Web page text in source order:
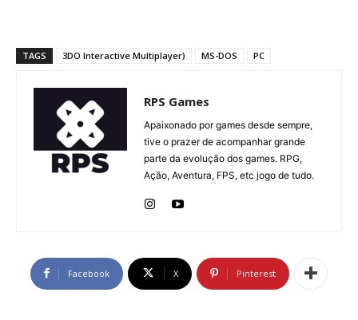
TAGS 3DO Interactive Multiplayer) MS-DOS PC
RPS Games
Apaixonado por games desde sempre,
tive o prazer de acompanhar grande
parte da evolução dos games. RPG,
Ação, Aventura, FPS, etc jogo de tudo.
Facebook X Pinterest